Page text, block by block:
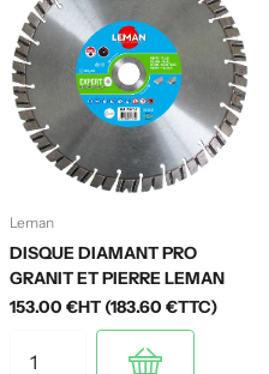
Leman
DISQUE DIAMANT PRO
GRANIT ET PIERRE LEMAN
153.00 €HT (183.60 €TTC)